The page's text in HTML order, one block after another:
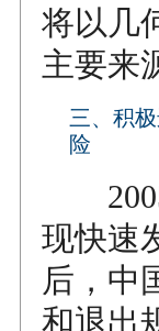
将以几
主要来
三、积
险
2005
现快速
后，中
和退出